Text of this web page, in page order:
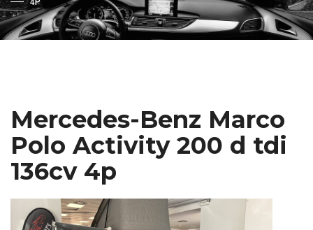
Mercedes-Benz Marco
Polo Activity 200 d tdi
136cv 4p